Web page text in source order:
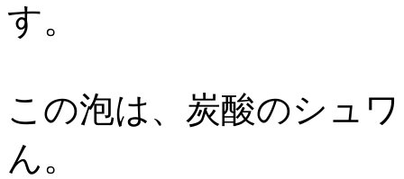
す。
この泡は、炭酸のシュ
ん。